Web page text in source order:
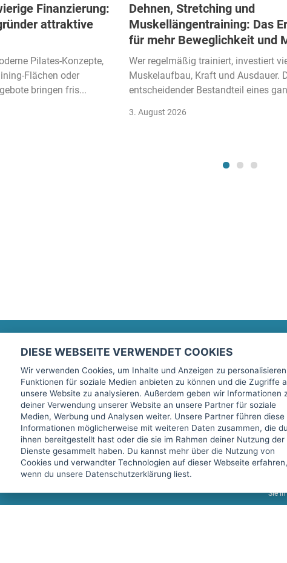
Finanzierung:
attraktive
Pilates-Konzepte,
Flächen oder
bringen fris...
Dehnen, Stretching und
Muskellängentraining: Das
für mehr Beweglichkeit und
Wer regelmäßig trainiert, investiert
Muskelaufbau, Kraft und Ausdauer.
entscheidender Bestandteil eines
3. August 2026
Marktplatz
Kontakt
Preise Marktplatz
FAQ Marktplatz
Über uns
Werbebuchungen
Rechtliches
Impressum
AGB
Datenschutz
Sicherheit
Top-Inserat kündigen
Trage
Ich
Sie
DIESE WEBSEITE VERWENDET COOKIES
Wir verwenden Cookies, um Inhalte und Anzeigen zu
Funktionen für soziale Medien anbieten zu können und die Zugriffe
unsere Website zu analysieren. Außerdem geben wir Informationen
deiner Verwendung unserer Website an unsere Partner für soziale
Medien, Werbung und Analysen weiter. Unsere Partner führen diese
Informationen möglicherweise mit weiteren Daten zusammen, die du
ihnen bereitgestellt hast oder die sie im Rahmen deiner Nutzung der
Dienste gesammelt haben. Du kannst mehr über die Nutzung von
Cookies und verwandter Technologien auf dieser Webseite erfahren,
wenn du unsere Datenschutzerklärung liest.